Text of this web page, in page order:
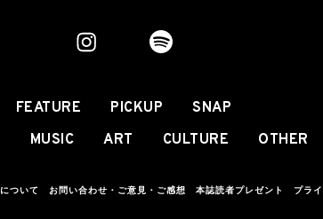
FEATURE PICKUP
SNAP
MUSIC ART CULTURE OTHER
ついて お問い合わせ・ご意見・ご感想 本誌読者プレゼント プラ